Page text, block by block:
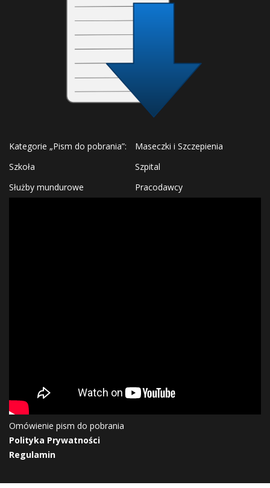
Kategorie „Pism do pobrania”:
Maseczki i Szczepienia
Szkoła
Szpital
Służby mundurowe
Pracodawcy
Omówienie pism do pobrania
Polityka Prywatności
Regulamin